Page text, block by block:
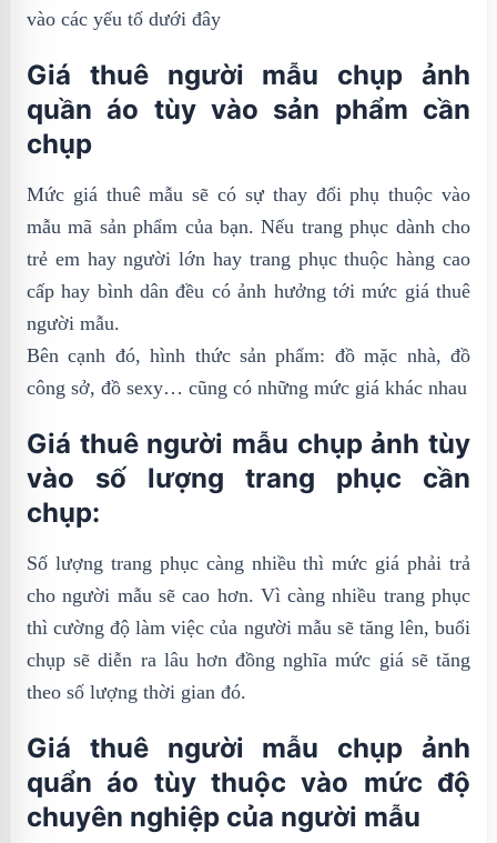
vào các yếu tố dưới đây
Giá thuê người mẫu chụp ảnh
quần áo tùy vào sản phẩm cần
chụp
Mức giá thuê mẫu sẽ có sự thay đổi phụ thuộc vào
mẫu mã sản phẩm của bạn. Nếu trang phục dành cho
trẻ em hay người lớn hay trang phục thuộc hàng cao
cấp hay bình dân đều có ảnh hưởng tới mức giá thuê
người mẫu.
Bên cạnh đó, hình thức sản phẩm: đồ mặc nhà, đồ
công sở, đồ sexy… cũng có những mức giá khác nhau
Giá thuê người mẫu chụp ảnh tùy
vào số lượng trang phục cần
chụp:
Số lượng trang phục càng nhiều thì mức giá phải trả
cho người mẫu sẽ cao hơn. Vì càng nhiều trang phục
thì cường độ làm việc của người mẫu sẽ tăng lên, buổi
chụp sẽ diễn ra lâu hơn đồng nghĩa mức giá sẽ tăng
theo số lượng thời gian đó.
Giá thuê người mẫu chụp ảnh
quẩn áo tùy thuộc vào mức độ
chuyên nghiệp của người mẫu